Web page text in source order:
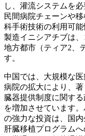
し、灌流システムを
民間病院チェーンや
科手術技術の利用可
製造イニシアチブは
地方都市（ティア2、
す。
中国では、大規模な
病院の拡大により、
臓器提供制度に関す
を増加させています
の強力な投資は、国
肝臓移植プログラム